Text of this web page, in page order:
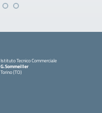
Istituto Tecnico Commerciale
G.Sommeiller
Torino (TO)